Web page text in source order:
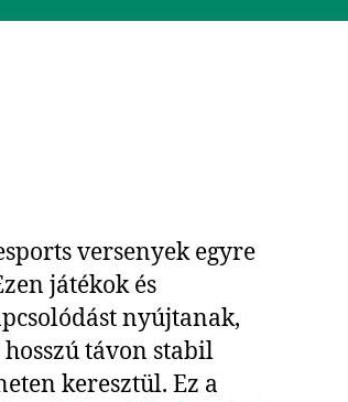
versenyek egyre
játékok és
nyújtanak,
távon stabil
keresztül. Ez a